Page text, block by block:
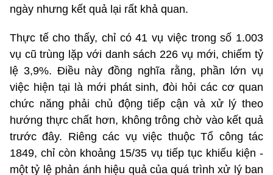
ngày nhưng kết quả lại rất khả quan.
Thực tế cho thấy, chỉ có 41 vụ việc trong số 1.003
vụ cũ trùng lặp với danh sách 226 vụ mới, chiếm tỷ
lệ 3,9%. Điều này đồng nghĩa rằng, phần lớn vụ
việc hiện tại là mới phát sinh, đòi hỏi các cơ quan
chức năng phải chủ động tiếp cận và xử lý theo
hướng thực chất hơn, không trông chờ vào kết quả
trước đây. Riêng các vụ việc thuộc Tổ công tác
1849, chỉ còn khoảng 15/35 vụ tiếp tục khiếu kiện -
một tỷ lệ phản ánh hiệu quả của quá trình xử lý ban